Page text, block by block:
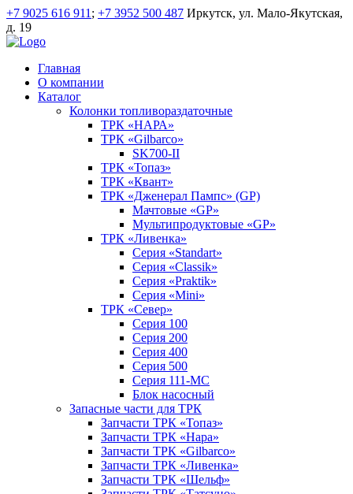
+7 9025 616 911 ; +7 3952 500 487 Иркутск, ул. Мало-Якутская,
д. 19
Главная
О компании
Каталог
Колонки топливораздаточные
ТРК «НАРА»
ТРК «Gilbarco»
SK700-II
ТРК «Топаз»
ТРК «Квант»
ТРК «Дженерал Пампс» (GP)
Мачтовые «GP»
Мультипродуктовые «GP»
ТРК «Ливенка»
Серия «Standart»
Серия «Classik»
Серия «Praktik»
Серия «Mini»
ТРК «Север»
Серия 100
Серия 200
Серия 400
Серия 500
Серия 111-МС
Блок насосный
Запасные части для ТРК
Запчасти ТРК «Топаз»
Запчасти ТРК «Нара»
Запчасти ТРК «Gilbarco»
Запчасти ТРК «Ливенка»
Запчасти ТРК «Шельф»